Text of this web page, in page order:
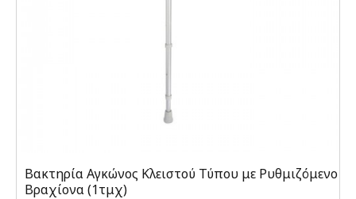
Βακτηρία Αγκώνος Κλειστού Τύπου με Ρυθμιζόμενο
Βραχίονα (1τμχ)